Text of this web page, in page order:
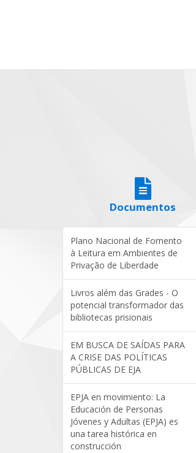
Documentos
Plano Nacional de Fomento
à Leitura em Ambientes de
Privação de Liberdade
Livros além das Grades - O
potencial transformador das
bibliotecas prisionais
EM BUSCA DE SAÍDAS PARA
A CRISE DAS POLÍTICAS
PÚBLICAS DE EJA
EPJA en movimiento: La
Educación de Personas
Jóvenes y Adultas (EPJA) es
una tarea histórica en
construcción